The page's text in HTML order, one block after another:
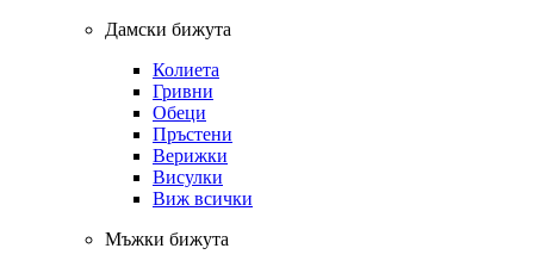
Дамски бижута
Колиета
Гривни
Обеци
Пръстени
Верижки
Висулки
Виж всички
Мъжки бижута